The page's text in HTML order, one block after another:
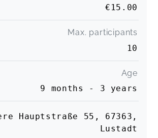
€15.00
Max. participants
10
Age
9 months - 3 years
Hauptstraße 55, 67363,
Lustadt